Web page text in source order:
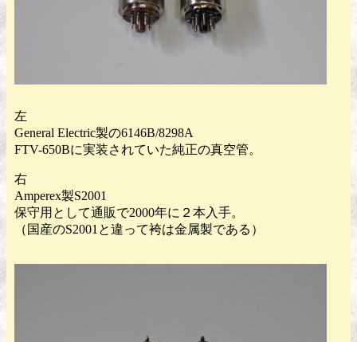
左
General Electric製の6146B/8298A
FTV-650Bに実装されていた純正の真空管。
右
Amperex製S2001
保守用として通販で2000年に２本入手。
（国産のS2001と違って袴は金属製である）